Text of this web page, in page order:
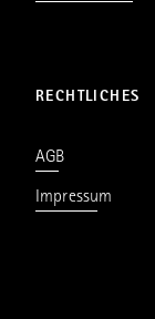
RECHTLICHES
AGB
Impressum